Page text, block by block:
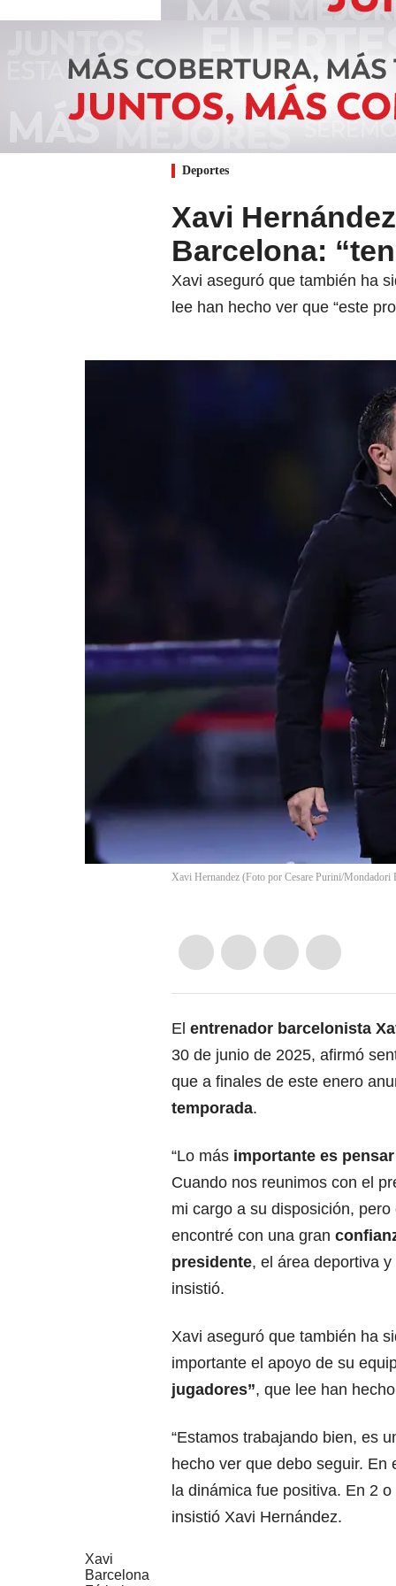
Deportes
Xavi
Barcelona:
Xavi aseguró que también ha
lee han hecho ver que “este
Xavi Hernandez (Foto por Cesare Purini/Mondadori
El entrenador barcelonista
30 de junio de 2025, afirmó
que a finales de este enero
temporada.
“Lo más importante es
Cuando nos reunimos con el
mi cargo a su disposición, pero
encontré con una gran
presidente, el área deportiva y
insistió.
Xavi aseguró que también ha
importante el apoyo de su
jugadores”, que lee han
“Estamos trabajando bien, es
hecho ver que debo seguir.
la dinámica fue positiva. En 2
insistió Xavi Hernández.
Xavi
Barcelona